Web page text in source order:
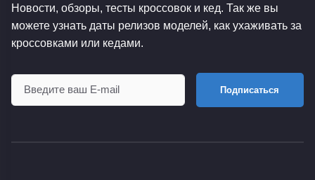
Новости, обзоры, тесты кроссовок и кед. Так же вы
можете узнать даты релизов моделей, как ухаживать за
кроссовками или кедами.
Подписаться